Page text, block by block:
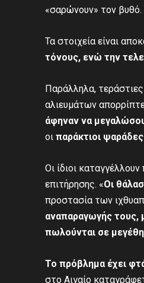
«σαρώνουν» τον βυθό.
Τα στοιχεία είναι
τόνους, ενώ την
Παράλληλα,
αλιευμάτων
άφηναν να
οι παράκτιοι
Οι ίδιοι
επιτήρησης. «Οι
προστασία των
αναπαραγωγής τους,
πωλούνται σε
Το πρόβλημα έχει
στο Αιγαίο